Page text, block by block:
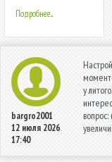
Успешных Людей
Подробнее...
bargro2001
12 июля 2026
17:40
у